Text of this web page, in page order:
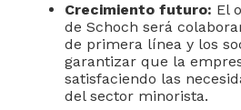
Crecimiento futuro: El
de Schoch será
de primera línea y los
garantizar que la
satisfaciendo las
del sector minorista.